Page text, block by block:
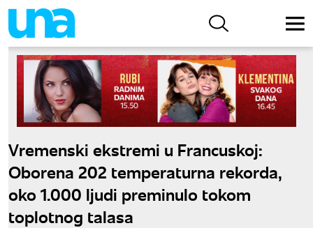
Vremenski ekstremi u Francuskoj:
Oborena 202 temperaturna rekorda,
oko 1.000 ljudi preminulo tokom
toplotnog talasa